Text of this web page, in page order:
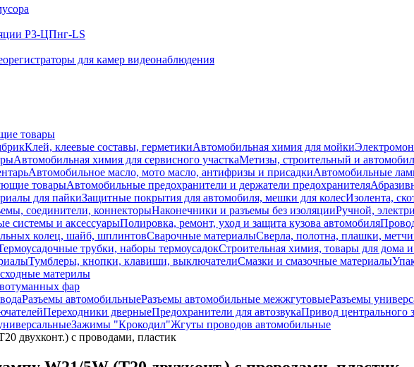
Р3-ЦПнг-LS
для камер видеонаблюдения
товары
Клей, клеевые составы, герметикиАвтомобильная химия для мойки
Автомобильная химия для сервисного участкаМетизы, строительный и
Автомобильное масло, мото масло, антифризы и присадкиАвтомобильные
товарыАвтомобильные предохранители и держатели предохранителя
для пайкиЗащитные покрытия для автомобиля, мешки для колесИзолента,
соединители, коннекторыНаконечники и разъемы без изоляцииРучной,
системы и аксессуарыПолировка, ремонт, уход и защита кузова автомобиля
колец, шайб, шплинтовСварочные материалыСверла, полотна, плашки,
трубки, наборы термоусадокСтроительная химия, товары для дома
Тумблеры, кнопки, клавиши, выключателиСмазки и смазочные материалы
материлы
фар
Разъемы автомобильныеРазъемы автомобильные межжгутовыеРазъемы
Переходники дверныеПредохранители для автозвукаПривод центрального
Зажимы "Крокодил"Жгуты проводов автомобильные
двухконт.) с проводами, пластик